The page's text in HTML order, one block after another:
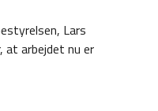
Lars
at arbejdet nu er